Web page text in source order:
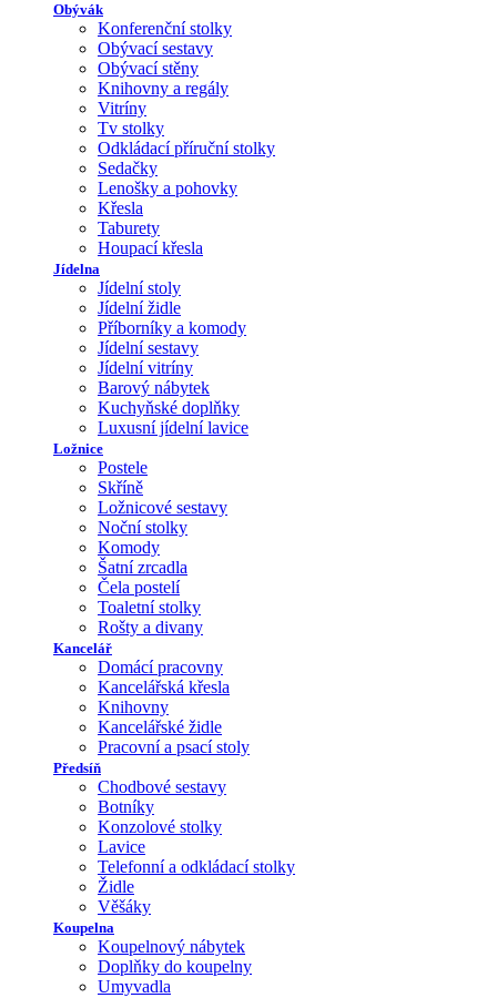
Obývák
Konferenční stolky
Obývací sestavy
Obývací stěny
Knihovny a regály
Vitríny
Tv stolky
Odkládací příruční stolky
Sedačky
Lenošky a pohovky
Křesla
Taburety
Houpací křesla
Jídelna
Jídelní stoly
Jídelní židle
Příborníky a komody
Jídelní sestavy
Jídelní vitríny
Barový nábytek
Kuchyňské doplňky
Luxusní jídelní lavice
Ložnice
Postele
Skříně
Ložnicové sestavy
Noční stolky
Komody
Šatní zrcadla
Čela postelí
Toaletní stolky
Rošty a divany
Kancelář
Domácí pracovny
Kancelářská křesla
Knihovny
Kancelářské židle
Pracovní a psací stoly
Předsíň
Chodbové sestavy
Botníky
Konzolové stolky
Lavice
Telefonní a odkládací stolky
Židle
Věšáky
Koupelna
Koupelnový nábytek
Doplňky do koupelny
Umyvadla